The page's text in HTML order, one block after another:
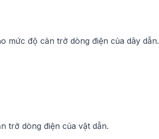
mức độ cản trở dòng điện của dây dẫn.
trở dòng điện của vật dẫn.